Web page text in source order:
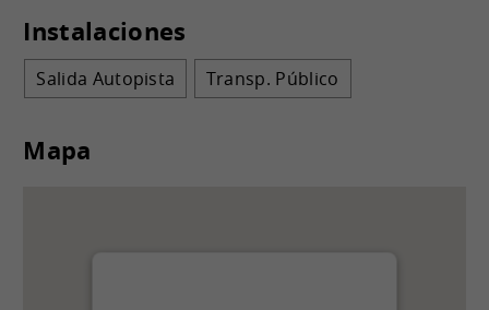
Instalaciones
Salida Autopista Transp. Público
Mapa